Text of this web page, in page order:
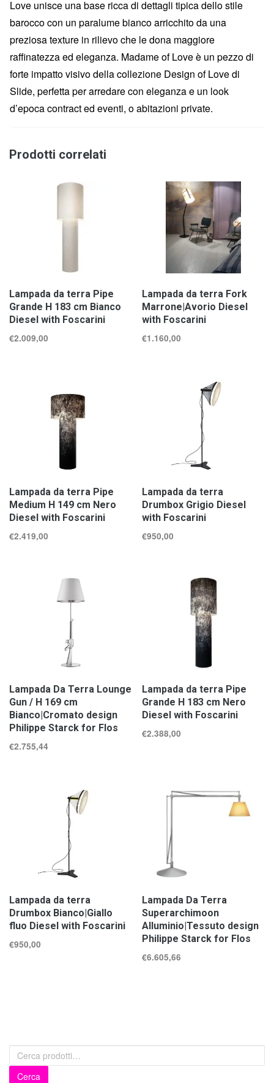
Love unisce una base ricca di dettagli tipica dello stile
barocco con un paralume bianco arricchito da una
preziosa texture in rilievo che le dona maggiore
raffinatezza ed eleganza. Madame of Love è un pezzo di
forte impatto visivo della collezione Design of Love di
Slide, perfetta per arredare con eleganza e un look
d’epoca contract ed eventi, o abitazioni private.
Prodotti correlati
Lampada da terra Pipe
Grande H 183 cm Bianco
Diesel with Foscarini
€2.009,00
Lampada da terra Fork
Marrone|Avorio Diesel
with Foscarini
€1.160,00
Lampada da terra Pipe
Medium H 149 cm Nero
Diesel with Foscarini
€2.419,00
Lampada da terra
Drumbox Grigio Diesel
with Foscarini
€950,00
Lampada Da Terra Lounge
Gun / H 169 cm
Bianco|Cromato design
Philippe Starck for Flos
€2.755,44
Lampada da terra Pipe
Grande H 183 cm Nero
Diesel with Foscarini
€2.388,00
Lampada da terra
Drumbox Bianco|Giallo
fluo Diesel with Foscarini
€950,00
Lampada Da Terra
Superarchimoon
Alluminio|Tessuto design
Philippe Starck for Flos
€6.605,66
Cerca